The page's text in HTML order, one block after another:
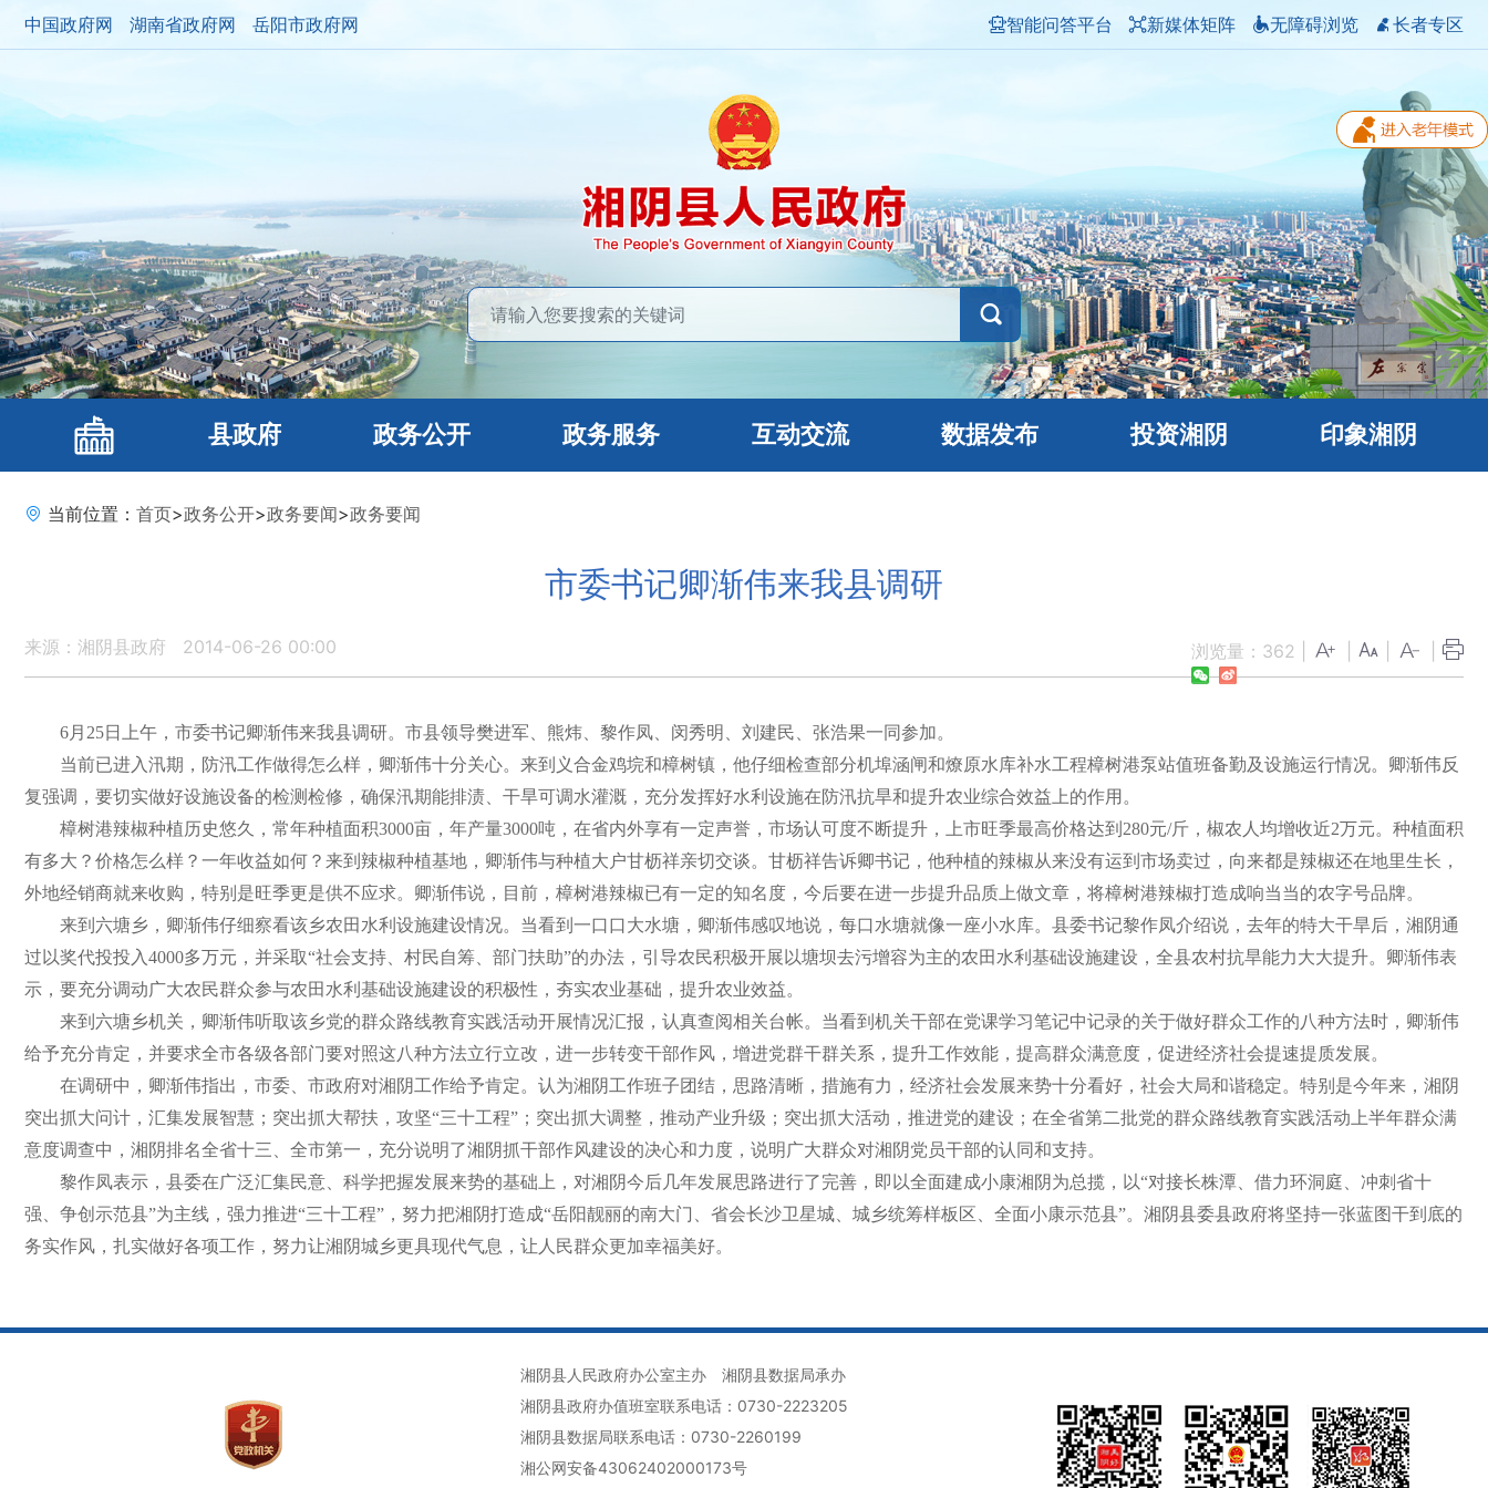
中国政府网 湖南省政府网 岳阳市政府网 智能问答平台 新媒体矩阵 无障碍浏览 长者专区
县政府 政务公开 政务服务 互动交流 数据发布 投资湘阴 印象湘阴
当前位置： 首页>政务公开>政务要闻>政务要闻
市委书记卿渐伟来我县调研
来源：湘阴县政府 2014-06-26 00:00 浏览量： 362
6月 25日上午，市委书记卿渐伟来我县调研。市县领导樊进军、熊炜、黎作凤、闵秀明、刘建民、张浩果一同参加。
当前已进入汛期，防汛工作做得怎么样，卿渐伟十分关心。来到义合金鸡垸和樟树镇，他仔细检查部分机埠涵闸和燎原水库补水工程樟树港泵站值班备勤及设施运行情况。卿渐伟反
复强调，要切实做好设施设备的检测检修，确保汛期能排渍、干旱可调水灌溉，充分发挥好水利设施在防汛抗旱和提升农业综合效益上的作用。
樟树港辣椒种植历史悠久，常年种植面积3000亩，年产量3000吨，在省内外享有一定声誉，市场认可度不断提升，上市旺季最高价格达到 280元/斤，椒农人均增收近2万元。种植面积
有多大？价格怎么样？一年收益如何？来到辣椒种植基地，卿渐伟与种植大户甘枥祥亲切交谈。甘枥祥告诉卿书记，他种植的辣椒从来没有运到市场卖过，向来都是辣椒还在地里生长，
外地经销商就来收购，特别是旺季更是供不应求。卿渐伟说，目前，樟树港辣椒已有一定的知名度，今后要在进一步提升品质上做文章，将樟树港辣椒打造成响当当的农字号品牌。
来到六塘乡，卿渐伟仔细察看该乡农田水利设施建设情况。当看到一口口大水塘，卿渐伟感叹地说，每口水塘就像一座小水库。县委书记黎作凤介绍说，去年的特大干旱后，湘阴通
过以奖代投投入4000多万元，并采取“社会支持、村民自筹、部门扶助”的办法，引导农民积极开展以塘坝去污增容为主的农田水利基础设施建设，全县农村抗旱能力大大提升。卿渐伟表
示，要充分调动广大农民群众参与农田水利基础设施建设的积极性，夯实农业基础，提升农业效益。
来到六塘乡机关，卿渐伟听取该乡党的群众路线教育实践活动开展情况汇报，认真查阅相关台帐。当看到机关干部在党课学习笔记中记录的关于做好群众工作的八种方法时，卿渐伟
给予充分肯定，并要求全市各级各部门要对照这八种方法立行立改，进一步转变干部作风，增进党群干群关系，提升工作效能，提高群众满意度，促进经济社会提速提质发展。
在调研中，卿渐伟指出，市委、市政府对湘阴工作给予肯定。认为湘阴工作班子团结，思路清晰，措施有力，经济社会发展来势十分看好，社会大局和谐稳定。特别是今年来，湘阴
突出抓大问计，汇集发展智慧；突出抓大帮扶，攻坚“三十工程”；突出抓大调整，推动产业升级；突出抓大活动，推进党的建设；在全省第二批党的群众路线教育实践活动上半年群众满
意度调查中，湘阴排名全省十三、全市第一，充分说明了湘阴抓干部作风建设的决心和力度，说明广大群众对湘阴党员干部的认同和支持。
黎作凤表示，县委在广泛汇集民意、科学把握发展来势的基础上，对湘阴今后几年发展思路进行了完善，即以全面建成小康湘阴为总揽，以“对接长株潭、借力环洞庭、冲刺省十
强、争创示范县”为主线，强力推进“三十工程”，努力把湘阴打造成“岳阳靓丽的南大门、省会长沙卫星城、城乡统筹样板区、全面小康示范县”。湘阴县委县政府将坚持一张蓝图干到底的
务实作风，扎实做好各项工作，努力让湘阴城乡更具现代气息，让人民群众更加幸福美好。
湘阴县人民政府办公室主办
湘阴县数据局承办
湘阴县政府办值班室联系电话：0730-2223205
湘阴县数据局联系电话：0730-2260199
湘公网安备43062402000173号